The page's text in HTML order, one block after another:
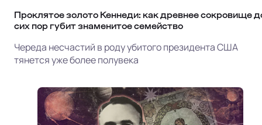
Проклятое золото Кеннеди: как древнее сокровище
сих пор губит знаменитое семейство
Череда несчастий в роду убитого президента США
тянется уже более полувека